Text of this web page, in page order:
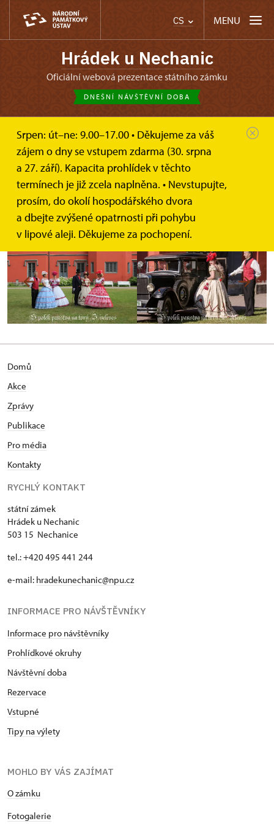
CS MENU
Hrádek u Nechanic
oficiální webová prezentace státního zámku
DNEŠNÍ NÁVŠTĚVNÍ DOBA
Srpen: út–ne: 9.00–17.00 • Děkujeme za váš
zájem o dny se vstupem zdarma (30. srpna
a 27. září). Kapacita prohlídek v těchto
termínech je již zcela naplněna. • Nevstupujte,
prosím, do okolí hospodářského dvora
a dbejte zvýšené opatrnosti při pohybu
v lipové aleji. Děkujeme za pochopení.
Přijelo panstvo
Kostýmové prohlídky
Domů
Akce
Zprávy
Publikace
Pro média
Kontakty
RYCHLÝ KONTAKT
státní zámek
Hrádek u Nechanic
503 15 Nechanice
tel.: +420 495 441 244
e-mail: hradekunechanic@npu.cz
INFORMACE PRO NÁVŠTĚVNÍKY
Informace pro návštěvníky
Prohlídkové okruhy
Návštěvní doba
Rezervace
Vstupné
Tipy na výlety
MOHLO BY VÁS ZAJÍMAT
O zámku
Fotogalerie